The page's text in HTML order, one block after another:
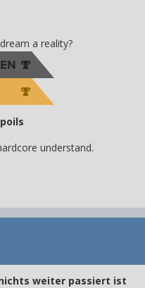
a reality?
understand.
weiter passiert ist